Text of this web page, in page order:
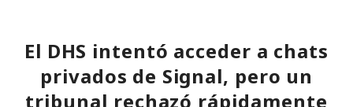
inicial contenía 9180 hosts, y los materiales asociados
apuntaban al procesamiento de decenas de millones de
URL. Talos encontró datos recopilados de al menos 54
El DHS intentó acceder a chats
privados de Signal, pero un
tribunal rechazó rápidamente